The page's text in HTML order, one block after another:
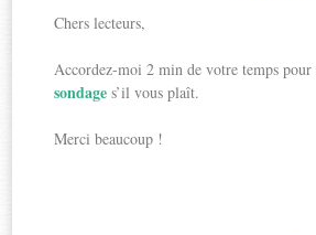
Chers lecteurs,
Accordez-moi 2 min de votre temps pour
sondages’il vous plaît.
Merci beaucoup !